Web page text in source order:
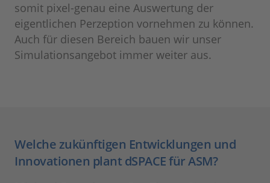
somit pixel-genau eine Auswertung der
eigentlichen Perzeption vornehmen zu können.
Auch für diesen Bereich bauen wir unser
Simulationsangebot immer weiter aus.
Welche zukünftigen Entwicklungen und
Innovationen plant dSPACE für ASM?